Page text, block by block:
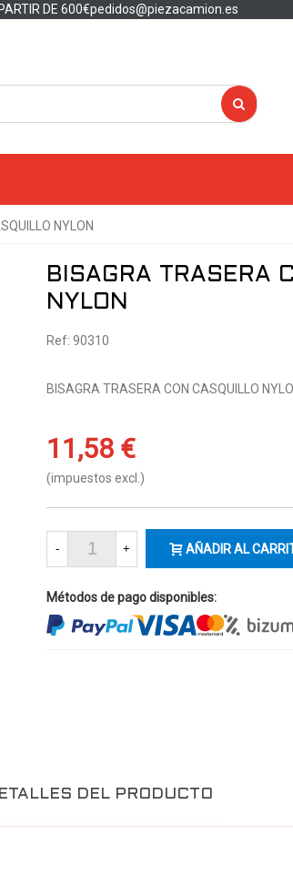
DE 600€pedidos@piezacamion.es
NYLON
BISAGRA TRASERA
NYLON
Ref: 90310
BISAGRA TRASERA CON CASQUILLO
11,58 €
(impuestos excl.)
- + AÑADIR AL
Métodos de pago disponibles:
DEL PRODUCTO